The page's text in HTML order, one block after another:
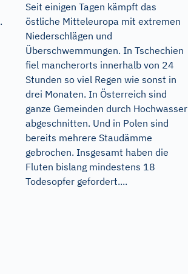
.
Seit einigen Tagen kämpft das
östliche Mitteleuropa mit extremen
Niederschlägen und
Überschwemmungen. In Tschechien
fiel mancherorts innerhalb von 24
Stunden so viel Regen wie sonst in
drei Monaten. In Österreich sind
ganze Gemeinden durch Hochwasser
abgeschnitten. Und in Polen sind
bereits mehrere Staudämme
gebrochen. Insgesamt haben die
Fluten bislang mindestens 18
Todesopfer gefordert....